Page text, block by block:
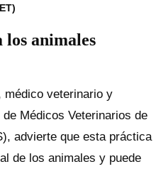
los animales
médico veterinario y
Médicos Veterinarios de
advierte que esta práctica
de los animales y puede